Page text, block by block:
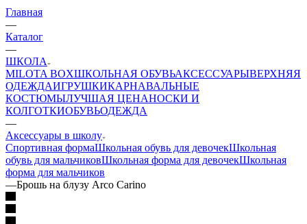
Главная
—
Каталог
—
ШКОЛА
MILOTA BOXШКОЛЬНАЯ ОБУВЬАКСЕССУАРЫВЕРХНЯЯ
ОДЕЖДАИГРУШКИКАРНАВАЛЬНЫЕ
КОСТЮМЫЛУЧШАЯ ЦЕНАНОСКИ И
КОЛГОТКИОБУВЬОДЕЖДА
—
Аксессуары в школу
Спортивная формаШкольная обувь для девочекШкольная
обувь для мальчиковШкольная форма для девочекШкольная
форма для мальчиков
—Брошь на блузу Arco Carino